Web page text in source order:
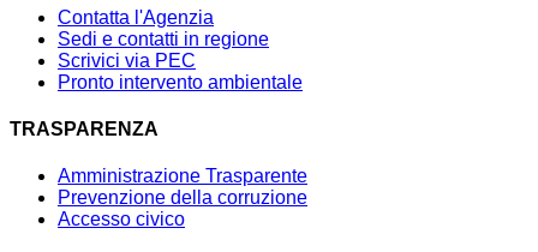
Contatta l'Agenzia
Sedi e contatti in regione
Scrivici via PEC
Pronto intervento ambientale
TRASPARENZA
Amministrazione Trasparente
Prevenzione della corruzione
Accesso civico